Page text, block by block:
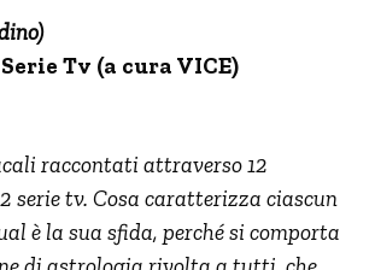
Tv (a cura VICE)
raccontati attraverso 12
serie tv. Cosa caratterizza ciascun
è la sua sfida, perché si comporta